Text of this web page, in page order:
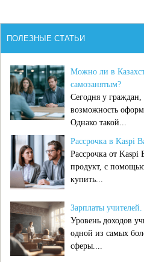
ПОЛЕЗНЫЕ СТАТЬИ
Можно ли в
самозанятым?
Сегодня у граждан,
возможность
Однако такой...
Рассрочка в Kaspi
Рассрочка от
продукт, с
купить...
Зарплаты
Уровень доходов
одной из самых
сферы....